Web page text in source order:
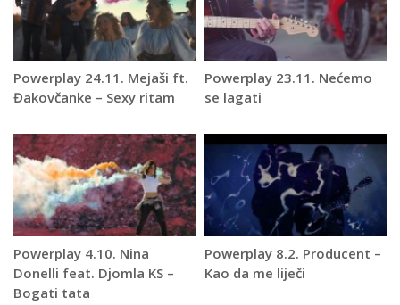
Powerplay 24.11. Mejaši ft.
Đakovčanke – Sexy ritam
Powerplay 23.11. Nećemo
se lagati
Powerplay 4.10. Nina
Donelli feat. Djomla KS –
Bogati tata
Powerplay 8.2. Producent –
Kao da me liječi